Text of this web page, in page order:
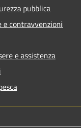
pubblica
e contravvenzioni
e assistenza